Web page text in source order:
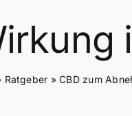
Ratgeber »CBD zum